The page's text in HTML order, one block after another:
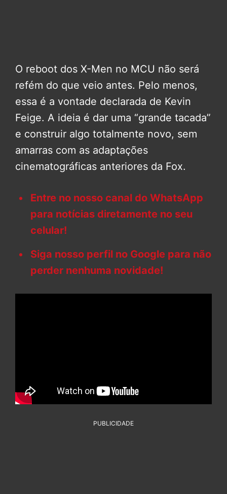
O reboot dos X-Men no MCU não será
refém do que veio antes. Pelo menos,
essa é a vontade declarada de Kevin
Feige. A ideia é dar uma “grande tacada”
e construir algo totalmente novo, sem
amarras com as adaptações
cinematográficas anteriores da Fox.
Entre no nosso canal do WhatsApp
para notícias diretamente no seu
celular!
Siga nosso perfil no Google para não
perder nenhuma novidade!
PUBLICIDADE